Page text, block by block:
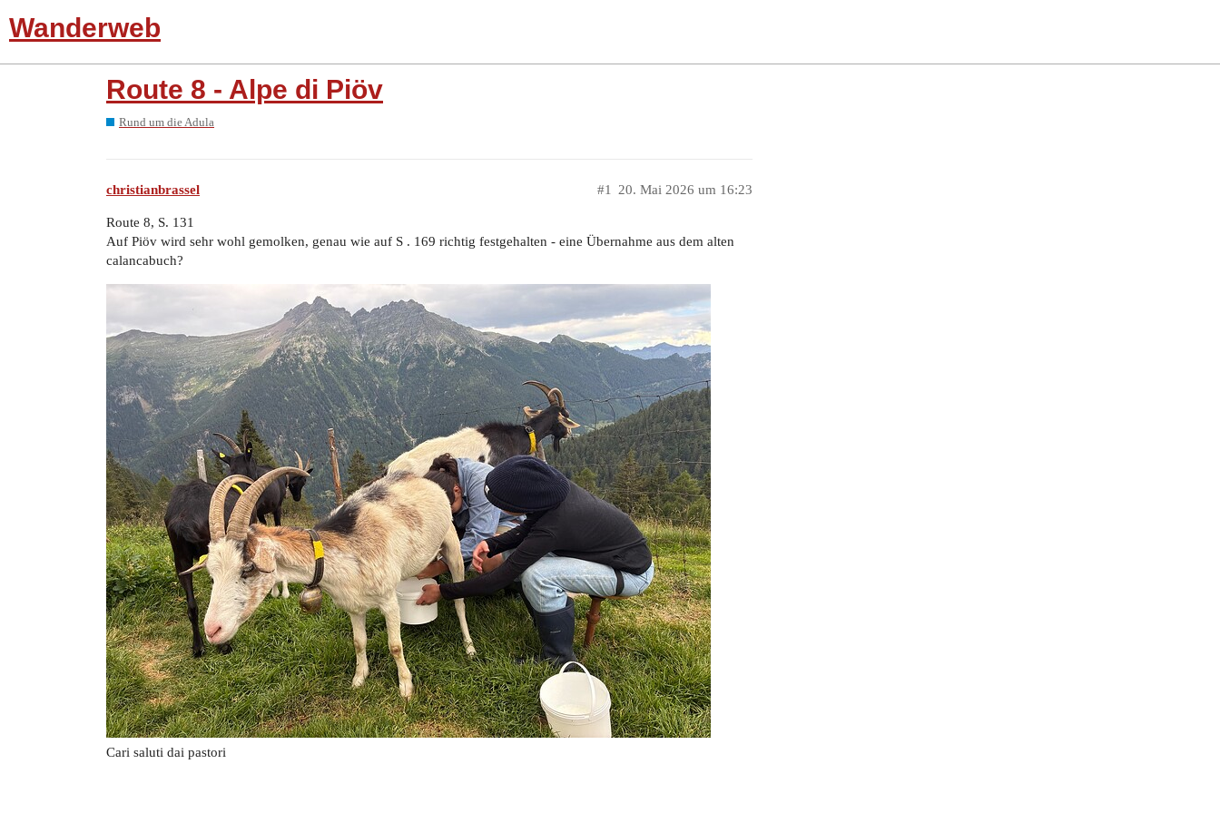
Wanderweb
Route 8 - Alpe di Piöv
Rund um die Adula
christianbrassel 20. Mai 2026 um 16:23
#1
Route 8, S. 131
Auf Piöv wird sehr wohl gemolken, genau wie auf S . 169 richtig festgehalten - eine Übernahme aus dem alten
calancabuch?
Cari saluti dai pastori